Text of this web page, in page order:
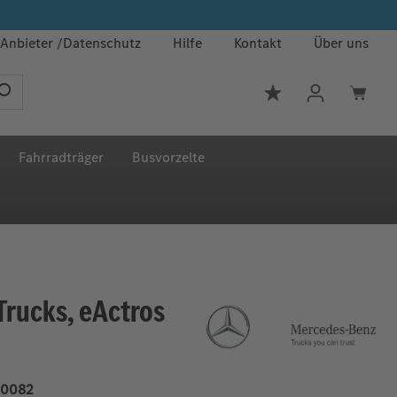
Anbieter Datenschutz Hilfe Kontakt Über uns
Du hast 0
Fahrradträger Busvorzelte
eActros